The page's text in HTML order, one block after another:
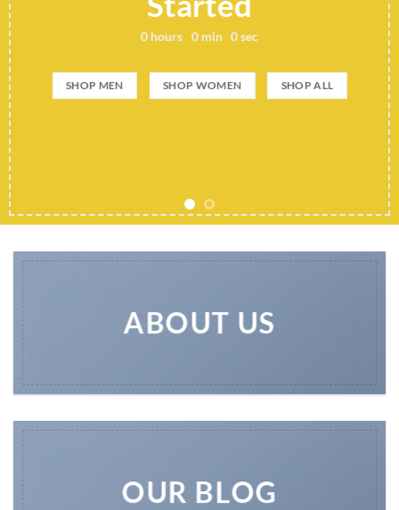
0hours 0min 0sec
SHOP MEN SHOP WOMEN SHOP ALL
ABOUT US
OUR BLOG